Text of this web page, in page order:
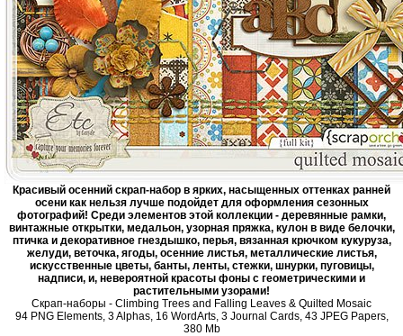
Красивый осенний скрап-набор в ярких, насыщенных оттенках ранней
осени как нельзя лучше подойдет для оформления сезонных
фотографий! Среди элементов этой коллекции - деревянные рамки,
винтажные открытки, медальон, узорная пряжка, кулон в виде белочки,
птичка и декоративное гнездышко, перья, вязанная крючком кукуруза,
желуди, веточка, ягоды, осенние листья, металлические листья,
искусственные цветы, банты, ленты, стежки, шнурки, пуговицы,
надписи, и, невероятной красоты фоны с геометрическими и
растительными узорами!
Скрап-наборы - Climbing Trees and Falling Leaves & Quilted Mosaic
94 PNG Elements, 3 Alphas, 16 WordArts, 3 Journal Cards, 43 JPEG Papers,
380 Mb